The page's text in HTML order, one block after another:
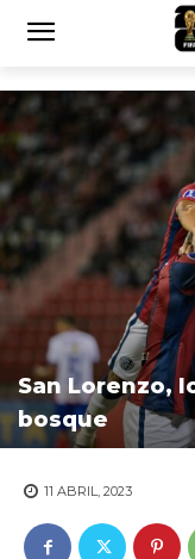
San Lorenzo,
bosque
11 ABRIL, 2023